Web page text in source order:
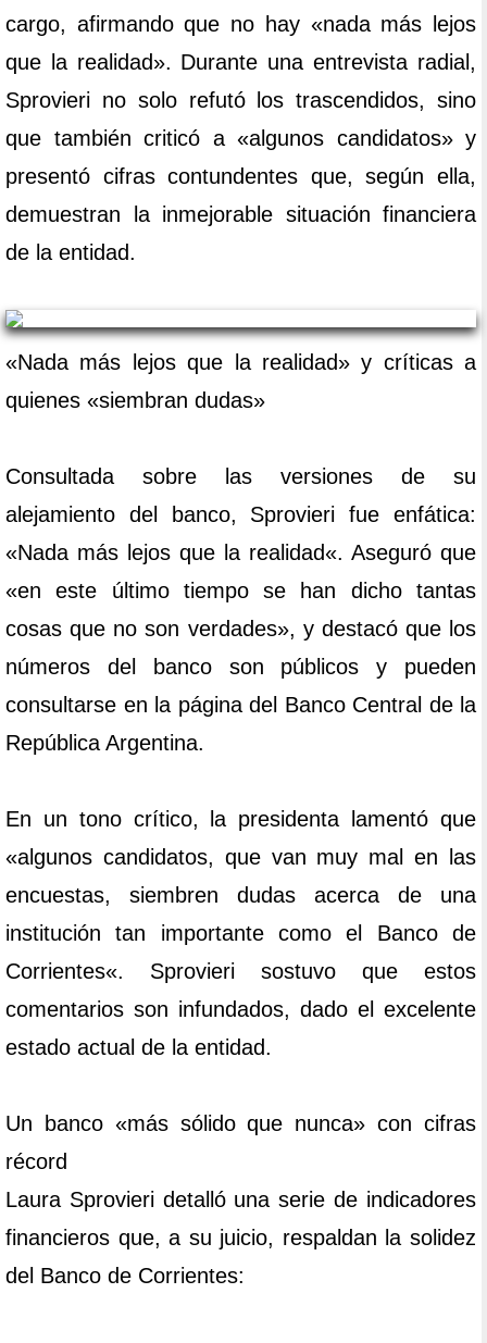
cargo, afirmando que no hay «nada más lejos
que la realidad». Durante una entrevista radial,
Sprovieri no solo refutó los trascendidos, sino
que también criticó a «algunos candidatos» y
presentó cifras contundentes que, según ella,
demuestran la inmejorable situación financiera
de la entidad.
«Nada más lejos que la realidad» y críticas a
quienes «siembran dudas»
Consultada sobre las versiones de su
alejamiento del banco, Sprovieri fue enfática:
«Nada más lejos que la realidad«. Aseguró que
«en este último tiempo se han dicho tantas
cosas que no son verdades», y destacó que los
números del banco son públicos y pueden
consultarse en la página del Banco Central de la
República Argentina.
En un tono crítico, la presidenta lamentó que
«algunos candidatos, que van muy mal en las
encuestas, siembren dudas acerca de una
institución tan importante como el Banco de
Corrientes«. Sprovieri sostuvo que estos
comentarios son infundados, dado el excelente
estado actual de la entidad.
Un banco «más sólido que nunca» con cifras
récord
Laura Sprovieri detalló una serie de indicadores
financieros que, a su juicio, respaldan la solidez
del Banco de Corrientes: